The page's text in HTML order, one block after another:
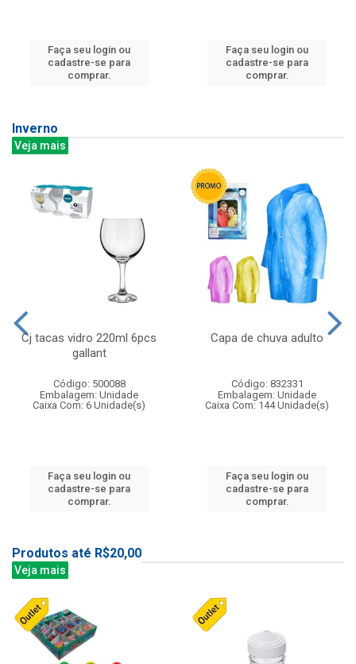
Faça seu login ou
cadastre-se para
comprar.
Faça seu login ou
cadastre-se para
comprar.
Inverno
Veja mais
Cj tacas vidro 220ml 6pcs
gallant
Código: 500088
Embalagem: Unidade
Caixa Com: 6 Unidade(s)
Faça seu login ou
cadastre-se para
comprar.
Capa de chuva adulto
Código: 832331
Embalagem: Unidade
Caixa Com: 144 Unidade(s)
Faça seu login ou
cadastre-se para
comprar.
Produtos até R$20,00
Veja mais